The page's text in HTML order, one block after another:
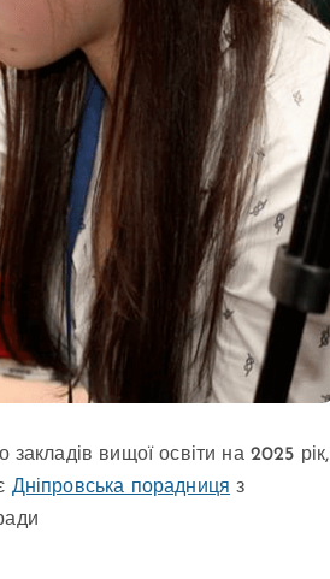
вищої освіти на 2025 рік,
Дніпровська порадниця з